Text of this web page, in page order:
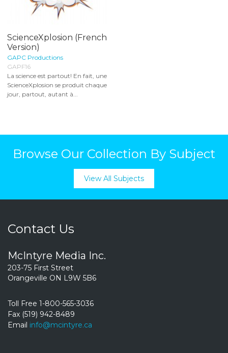
ScienceXplosion (French
Version)
GAPC Productions
GAPF16
La science est partout! En fait, une
ScienceXplosion se produit chaque
jour, partout, autant à...
Browse Our Collection By Subject
View All Subjects
Contact Us
McIntyre Media Inc.
203-75 First Street
Orangeville ON L9W 5B6
Toll Free 1-800-565-3036
Fax (519) 942-8489
Email info@mcintyre.ca